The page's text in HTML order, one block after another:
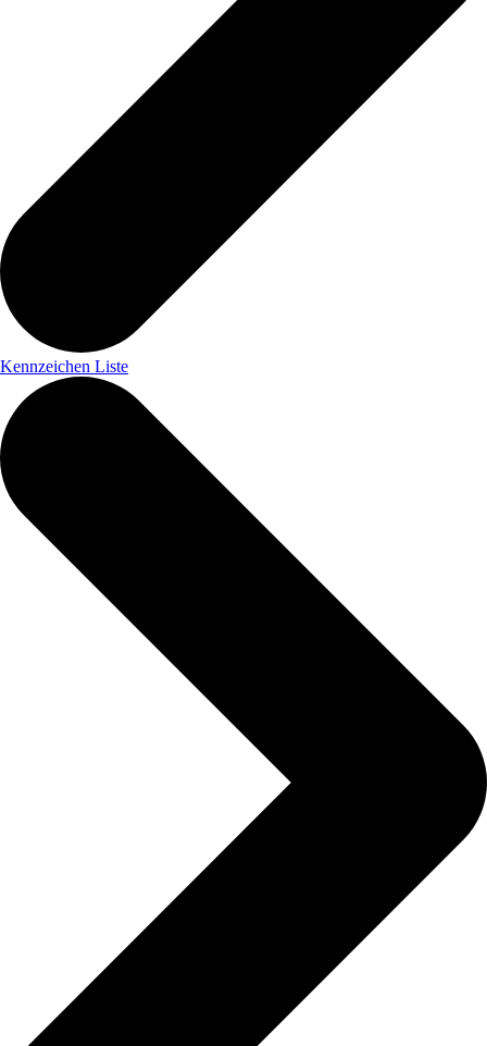
Kennzeichen Liste